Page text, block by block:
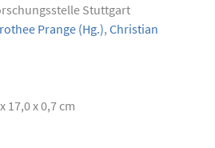
Stuttgart
Prange(Hg.), Christian
17,0 x 0,7 cm